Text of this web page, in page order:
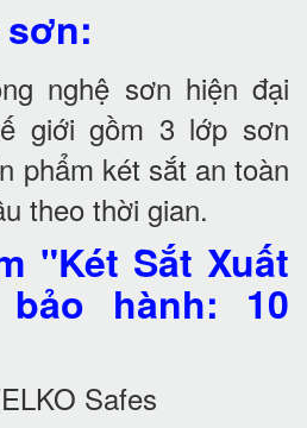
sơn:
nghệ sơn hiện đại
giới gồm 3 lớp sơn
phẩm két sắt an toàn
theo thời gian.
"Két Sắt Xuất
hành: 10
Safes